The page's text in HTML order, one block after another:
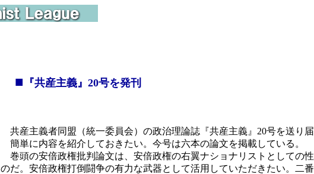
■ 『共産主義』20号を発刊
共産主義者同盟（統一委員会）の政治理論誌『共産主義』20号を送り届
簡単に内容を紹介しておきたい。今号は六本の論文を掲載している。
巻頭の安倍政権批判論文は、安倍政権の右翼ナショナリストとしての
のだ。安倍政権打倒闘争の有力な武器として活用していただきたい。二番